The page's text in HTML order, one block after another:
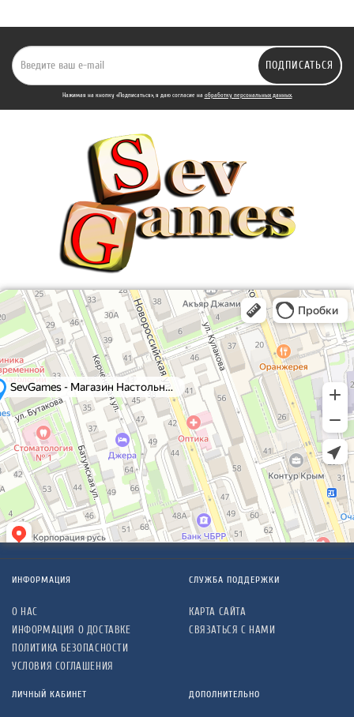
ПОДПИСАТЬСЯ
Нажимая на кнопку «Подписаться», я даю cогласие на обработку персональных данных.
ИНФОРМАЦИЯ
О НАС
ИНФОРМАЦИЯ О ДОСТАВКЕ
ПОЛИТИКА БЕЗОПАСНОСТИ
УСЛОВИЯ СОГЛАШЕНИЯ
СЛУЖБА ПОДДЕРЖКИ
КАРТА САЙТА
СВЯЗАТЬСЯ С НАМИ
ЛИЧНЫЙ КАБИНЕТ ДОПОЛНИТЕЛЬНО